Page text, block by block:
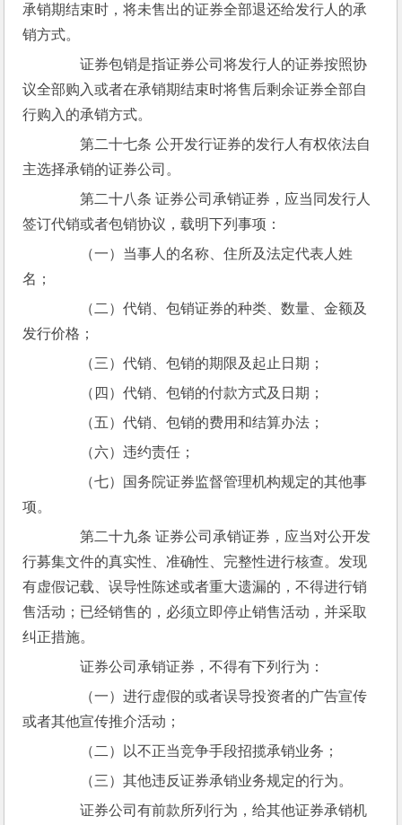
承销期结束时，将未售出的证券全部退还给发行人的承
销方式。
证券包销是指证券公司将发行人的证券按照协
议全部购入或者在承销期结束时将售后剩余证券全部自
行购入的承销方式。
第二十七条 公开发行证券的发行人有权依法自
主选择承销的证券公司。
第二十八条 证券公司承销证券，应当同发行人
签订代销或者包销协议，载明下列事项：
（一）当事人的名称、住所及法定代表人姓
名；
（二）代销、包销证券的种类、数量、金额及
发行价格；
（三）代销、包销的期限及起止日期；
（四）代销、包销的付款方式及日期；
（五）代销、包销的费用和结算办法；
（六）违约责任；
（七）国务院证券监督管理机构规定的其他事
项。
第二十九条 证券公司承销证券，应当对公开发
行募集文件的真实性、准确性、完整性进行核查。发现
有虚假记载、误导性陈述或者重大遗漏的，不得进行销
售活动；已经销售的，必须立即停止销售活动，并采取
纠正措施。
证券公司承销证券，不得有下列行为：
（一）进行虚假的或者误导投资者的广告宣传
或者其他宣传推介活动；
（二）以不正当竞争手段招揽承销业务；
（三）其他违反证券承销业务规定的行为。
证券公司有前款所列行为，给其他证券承销机